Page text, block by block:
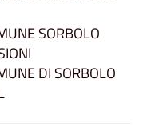
SORBOLO
DI SORBOLO